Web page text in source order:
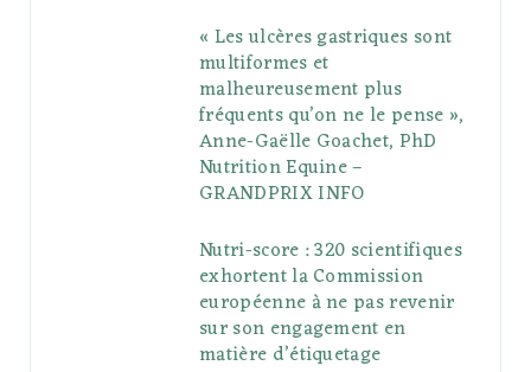
« Les ulcères gastriques sont
multiformes et
malheureusement plus
fréquents qu’on ne le pense »,
Anne-Gaëlle Goachet, PhD
Nutrition Equine –
GRANDPRIX INFO
Nutri-score : 320 scientifiques
exhortent la Commission
européenne à ne pas revenir
sur son engagement en
matière d’étiquetage